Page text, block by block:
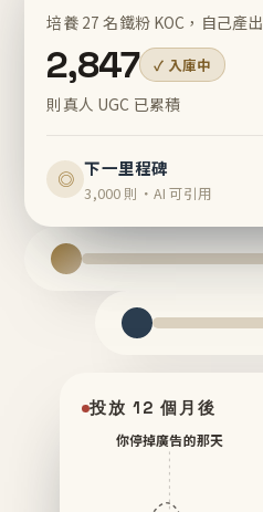
培養 27 名鐵粉 KOC，自己產出
2,847 ✓ 入庫中
則真人 UGC 已累積
◎ 下一里程碑
3,000 則・AI 可引用
投放 12 個月後
你停掉廣告的那天